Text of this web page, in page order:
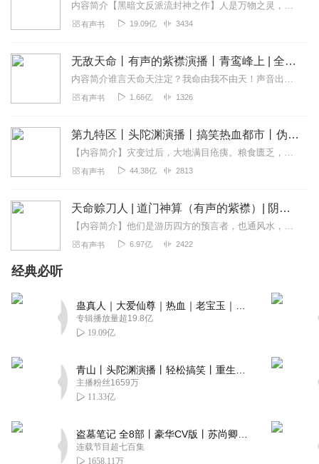
内容简介【黑暗文反派流封神之作】人是万物之灵，蛊是天地真精。一个穿越者不断重生的故事。一个养蛊、炼蛊、用蛊的奇特世界。配音组（男角色）老宝玉旁白...
有声书 19.09亿 3434
无敌天命丨有声的紫襟演播丨青鸾峰上 | 全景声 | 热血逆袭丨热血爽文丨多人有声剧
内容简介谁言天命天注定？我命由我不由天！声音出演有声的紫襟饰旁白/叶天命男CV组雾封华（紫襟团队）饰小塔不二饰杨迦陈生（紫襟团队）饰老杨思...
有声书 1.66亿 1326
第九特区丨头陀渊演播丨搞笑热血都市丨伪戒丨VIP免费多人有声剧
【内容简介】灾变过后，大地满目疮痍。粮食匮乏，资源紧俏，局势混乱……一位从待规划区杀出来的青年，背对着漫天黄沙，孤身来到九区谋生，却不曾想偶然结识三五好友，一念...
有声书 44.38亿 2813
天命赊刀人 | 道门神算（有声的紫襟）| 阴阳屠刀
【内容简介】他们是游历四方的预言者，也通风水，走阴阳，行于世间的时候永远都身背一包菜刀和剪刀，所过之处所见之事通常都会留下个邪门至极的预言。“这把菜刀你且留下，...
有声书 6.97亿 2422
经典必听
专辑播放量超19.8亿
19.09亿
主播粉丝1659万
11.33亿
连载节目超七百集
1658.11万